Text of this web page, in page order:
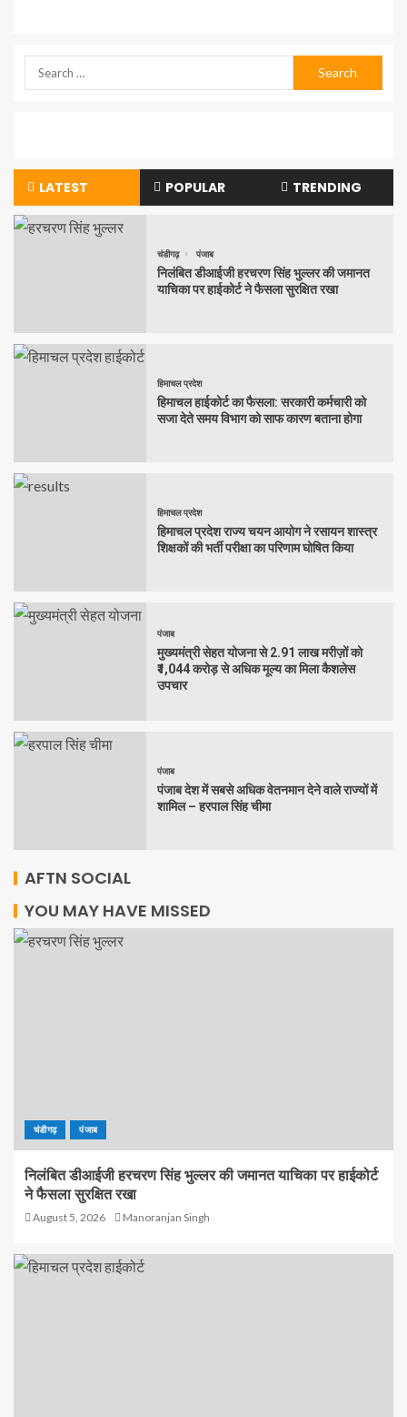
LATEST POPULAR TRENDING
चंडीगढ़ पंजाब
निलंबित डीआईजी हरचरण सिंह भुल्लर की जमानत
याचिका पर हाईकोर्ट ने फैसला सुरक्षित रखा
हिमाचल प्रदेश
हिमाचल हाईकोर्ट का फैसला: सरकारी कर्मचारी को
सजा देते समय विभाग को साफ कारण बताना होगा
हिमाचल प्रदेश
हिमाचल प्रदेश राज्य चयन आयोग ने रसायन शास्त्र
शिक्षकों की भर्ती परीक्षा का परिणाम घोषित किया
पंजाब
मुख्यमंत्री सेहत योजना से 2.91 लाख मरीज़ों को
₹1,044 करोड़ से अधिक मूल्य का मिला कैशलेस
उपचार
पंजाब
पंजाब देश में सबसे अधिक वेतनमान देने वाले राज्यों में
शामिल – हरपाल सिंह चीमा
AFTN SOCIAL
YOU MAY HAVE MISSED
चंडीगढ़ पंजाब
निलंबित डीआईजी हरचरण सिंह भुल्लर की जमानत याचिका पर हाईकोर्ट
ने फैसला सुरक्षित रखा
August 5, 2026 Manoranjan Singh